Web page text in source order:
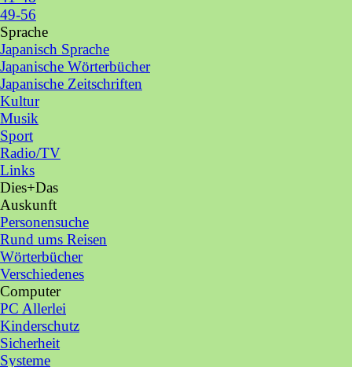
49-56
Sprache
Japanisch Sprache
Japanische Wörterbücher
Japanische Zeitschriften
Kultur
Musik
Sport
Radio/TV
Links
Dies+Das
Auskunft
Personensuche
Rund ums Reisen
Wörterbücher
Verschiedenes
Computer▼
PC Allerlei
Kinderschutz
Sicherheit
Systeme
Zurück zum Seiteninhalt